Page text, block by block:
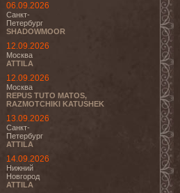
06.09.2026
Санкт-
Петербург
SHADOWMOOR
12.09.2026
Москва
ATTILA
12.09.2026
Москва
REPUS TUTO MATOS,
RAZMOTCHIKI KATUSHEK
13.09.2026
Санкт-
Петербург
ATTILA
14.09.2026
Нижний
Новгород
ATTILA